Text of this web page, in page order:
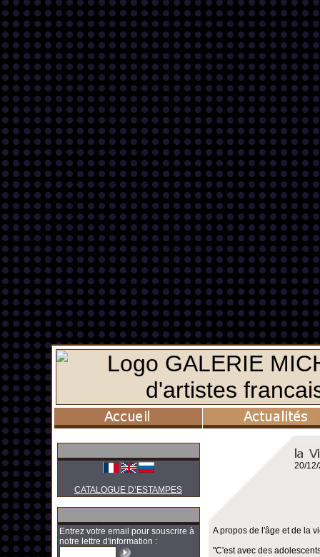
CATALOGUE D’ESTAMPES
Entrez votre email pour souscrire à
notre lettre d'information :
20/
A propos de l'âge et de la
"C'est avec des